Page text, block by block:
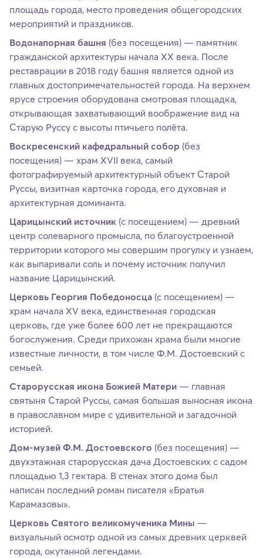
площадь города, место проведения общегородских
мероприятий и праздников.
Водонапорная башня (без посещения) — памятник
гражданской архитектуры начала ХХ века. После
реставрации в 2018 году башня является одной из
главных достопримечательностей города. На верхнем
ярусе строения оборудована смотровая площадка,
открывающая захватывающий воображение вид на
Старую Руссу с высоты птичьего полёта.
Воскресенский кафедральный собор (без
посещения) — храм XVII века, самый
фотографируемый архитектурный объект Старой
Руссы, визитная карточка города, его духовная и
архитектурная доминанта.
Царицынский источник (с посещением) — древний
центр солеварного промысла, по благоустроенной
территории которого мы совершим прогулку и узнаем,
как выпаривали соль и почему источник получил
название Царицынский.
Церковь Георгия Победоносца (с посещением) —
храм начала XV века, единственная городская
церковь, где уже более 600 лет не прекращаются
богослужения. Среди прихожан храма были многие
известные личности, в том числе Ф.М. Достоевский с
семьей.
Старорусская икона Божией Матери — главная
святыня Старой Руссы, самая большая выносная икона
в православном мире с удивительной и загадочной
историей.
Дом-музей Ф.М. Достоевского (без посещения) —
двухэтажная старорусская дача Достоевских с садом
площадью 1,3 гектара. В стенах этого дома был
написан последний роман писателя «Братья
Карамазовы».
Церковь Святого великомученика Мины —
визуальный осмотр одной из самых древних церквей
города, окутанной легендами.